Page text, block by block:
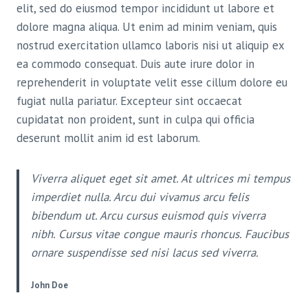
elit, sed do eiusmod tempor incididunt ut labore et
dolore magna aliqua. Ut enim ad minim veniam, quis
nostrud exercitation ullamco laboris nisi ut aliquip ex
ea commodo consequat. Duis aute irure dolor in
reprehenderit in voluptate velit esse cillum dolore eu
fugiat nulla pariatur. Excepteur sint occaecat
cupidatat non proident, sunt in culpa qui officia
deserunt mollit anim id est laborum.
Viverra aliquet eget sit amet. At ultrices mi tempus
imperdiet nulla. Arcu dui vivamus arcu felis
bibendum ut. Arcu cursus euismod quis viverra
nibh. Cursus vitae congue mauris rhoncus. Faucibus
ornare suspendisse sed nisi lacus sed viverra.
John Doe